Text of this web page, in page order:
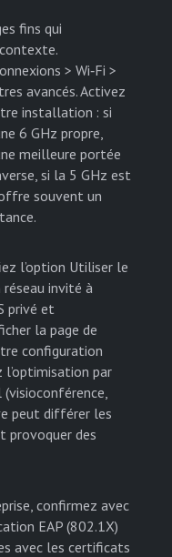
fins qui
> Wi‑Fi >
avancés. Activez
installation : si
6 GHz propre,
meilleure portée
si la 5 GHz est
souvent un
l’option Utiliser le
réseau invité à
privé et
la page de
configuration
par
peut différer les
provoquer des
confirmez avec
EAP (802.1X)
avec les certificats